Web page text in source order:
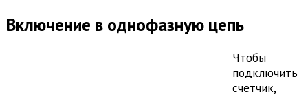
Включение в однофазную цепь
Чтобы
подключить
счетчик,